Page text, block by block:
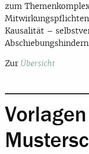
zum
Kausalität –
Zur Übersicht